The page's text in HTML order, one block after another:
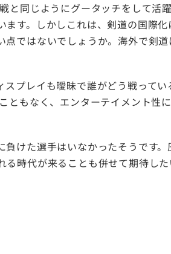
と同じようにグータッチをして
す。しかしこれは、剣道の国際
ではないでしょうか。海外で剣
プレイも曖昧で誰がどう戦って
もなく、エンターテイメント性
けた選手はいなかったそうです
時代が来ることも併せて期待した